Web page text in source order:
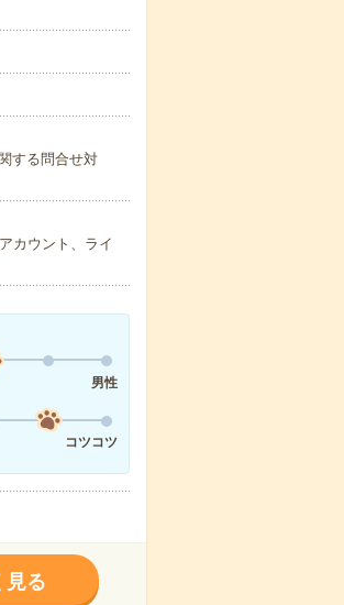
する問合せ対
カウント、ライ
男性
コツコツ
見る